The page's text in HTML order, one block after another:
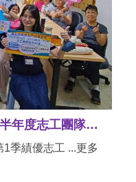
115年6月17日辦理「115年度第1次志工團隊教育訓練」
志工夥伴專業 ...